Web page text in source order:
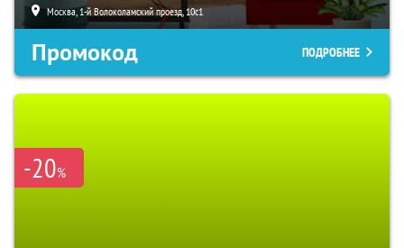
Москва, 1-й Волоколамский проезд, 10с1
Промокод ПОДРОБНЕЕ
-20%